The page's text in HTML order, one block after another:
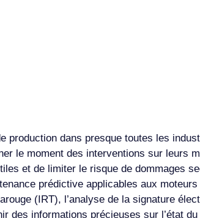
production dans presque toutes les
le moment des interventions sur leurs
et de limiter le risque de dommages
prédictive applicables aux
(IRT), l’analyse de la signature
des informations précieuses sur l’état